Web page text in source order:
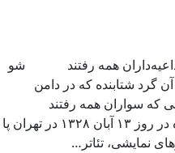
کنی، داعیه‌داران همه رفتند شو
گرد شتابنده که در دامن
سواران همه رفتند
ملک‌الشعرای بهار هومن آذرکلاه در روز ۱۳ آبان ۱۳۲۸ در تهران پا
نمایشی، تئاتر…